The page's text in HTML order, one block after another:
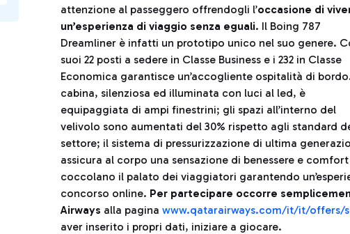
attenzione al passeggero offrendogli l’occasione di
un’esperienza di viaggio senza eguali. Il Boing 787
Dreamliner è infatti un prototipo unico nel suo genere.
suoi 22 posti a sedere in Classe Business e i 232 in Classe
Economica garantisce un’accogliente ospitalità di
cabina, silenziosa ed illuminata con luci al led, è
equipaggiata di ampi finestrini; gli spazi all’interno del
velivolo sono aumentati del 30% rispetto agli standard
settore; il sistema di pressurizzazione di ultima
assicura al corpo una sensazione di benessere e
coccolano il palato dei viaggiatori garantendo
concorso online. Per partecipare occorre
Airways alla pagina www.qatarairways.com/it/it/offers/
aver inserito i propri dati, iniziare a giocare.